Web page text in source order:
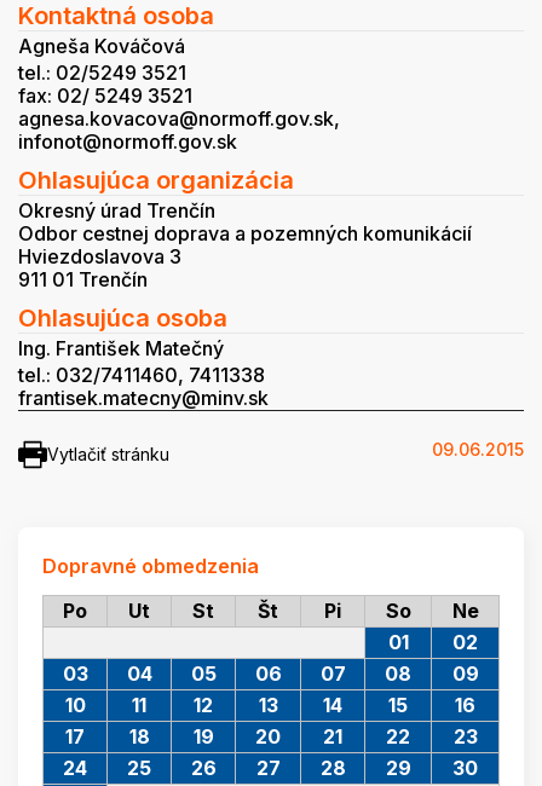
Kontaktná osoba
Agneša Kováčová
tel.: 02/5249 3521
fax: 02/ 5249 3521
agnesa.kovacova@normoff.gov.sk,
infonot@normoff.gov.sk
Ohlasujúca organizácia
Okresný úrad Trenčín
Odbor cestnej doprava a pozemných komunikácií
Hviezdoslavova 3
911 01 Trenčín
Ohlasujúca osoba
Ing. František Matečný
tel.: 032/7411460, 7411338
frantisek.matecny@minv.sk
Vytlačiť stránku 09.06.2015
Dopravné obmedzenia
Po
Ut St Št Pi So Ne
01
02
03
04 05 06 07 08
09
10
11 12 13 14 15
16
17
18 19 20 21 22
23
24
25 26 27 28 29
30